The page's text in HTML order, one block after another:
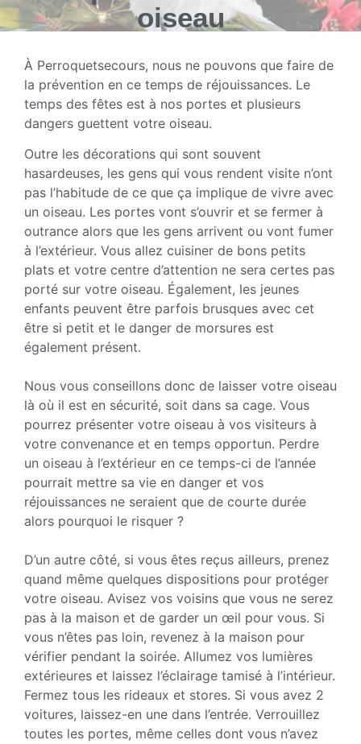
oiseau
À Perroquetsecours, nous ne pouvons que faire de
la prévention en ce temps de réjouissances. Le
temps des fêtes est à nos portes et plusieurs
dangers guettent votre oiseau.
Outre les décorations qui sont souvent
hasardeuses, les gens qui vous rendent visite n’ont
pas l’habitude de ce que ça implique de vivre avec
un oiseau. Les portes vont s’ouvrir et se fermer à
outrance alors que les gens arrivent ou vont fumer
à l’extérieur. Vous allez cuisiner de bons petits
plats et votre centre d’attention ne sera certes pas
porté sur votre oiseau. Également, les jeunes
enfants peuvent être parfois brusques avec cet
être si petit et le danger de morsures est
également présent.
Nous vous conseillons donc de laisser votre oiseau
là où il est en sécurité, soit dans sa cage. Vous
pourrez présenter votre oiseau à vos visiteurs à
votre convenance et en temps opportun. Perdre
un oiseau à l’extérieur en ce temps-ci de l’année
pourrait mettre sa vie en danger et vos
réjouissances ne seraient que de courte durée
alors pourquoi le risquer ?
D’un autre côté, si vous êtes reçus ailleurs, prenez
quand même quelques dispositions pour protéger
votre oiseau. Avisez vos voisins que vous ne serez
pas à la maison et de garder un œil pour vous. Si
vous n’êtes pas loin, revenez à la maison pour
vérifier pendant la soirée. Allumez vos lumières
extérieures et laissez l’éclairage tamisé à l’intérieur.
Fermez tous les rideaux et stores. Si vous avez 2
voitures, laissez-en une dans l’entrée. Verrouillez
toutes les portes, même celles dont vous n’avez